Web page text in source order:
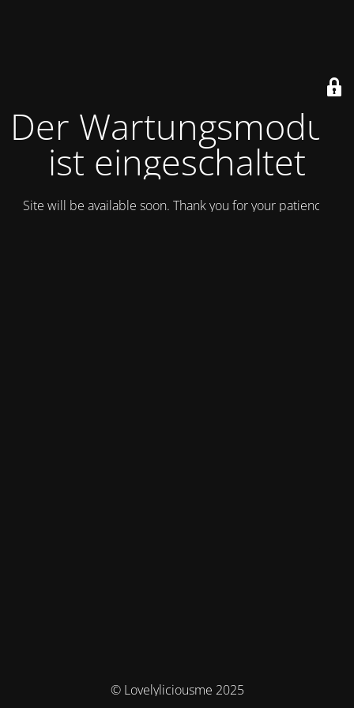
Der Wartungsmodus
ist eingeschaltet
Site will be available soon. Thank you for your patience!
© Lovelyliciousme 2025